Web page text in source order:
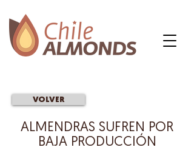
VOLVER
ALMENDRAS SUFREN POR
BAJA PRODUCCIÓN